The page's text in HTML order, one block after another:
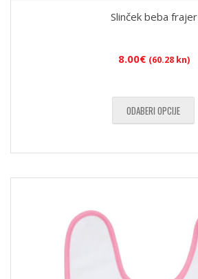
Slinček beba frajer
8.00€ (60.28 kn)
ODABERI OPCIJE